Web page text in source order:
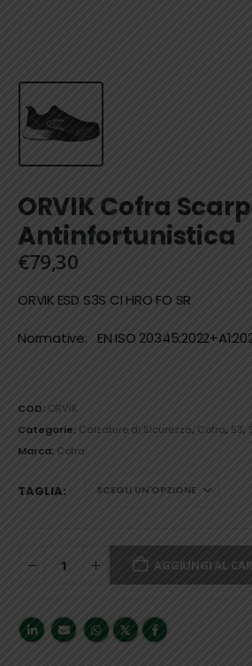
ORVIK Cofra
Antinfortunistica
€79,30
ORVIK ESD S3S CI HRO FO SR
Normative: EN ISO
COD: ORVIK
Categorie: Calzature di Sicurezza, Cofra, S3,
Marca: Cofra
TAGLIA
AGGIUNGI AL